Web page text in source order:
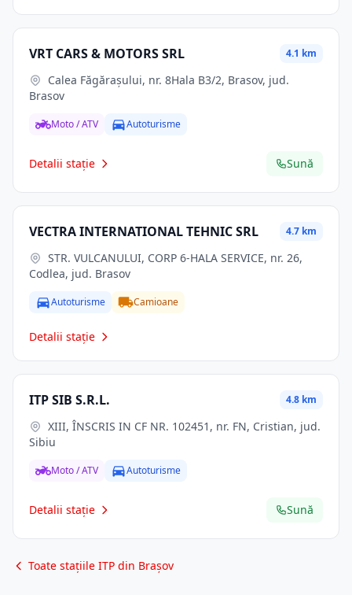
VRT CARS & MOTORS SRL 4.1 km
Brasov
Moto / ATV Autoturisme
Detalii stație Sună
VECTRA INTERNATIONAL TEHNIC SRL 4.7 km
Codlea, jud. Brasov
Autoturisme Camioane
Detalii stație
ITP SIB S.R.L. 4.8 km
Sibiu
Moto / ATV Autoturisme
Detalii stație Sună
Toate stațiile ITP din Brașov